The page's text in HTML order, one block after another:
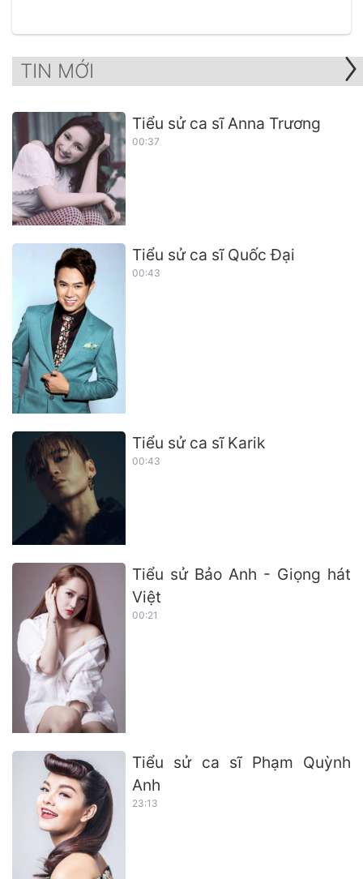
TIN MỚI
Tiểu sử ca sĩ Anna Trương
00:37
Tiểu sử ca sĩ Quốc Đại
00:43
Tiểu sử ca sĩ Karik
00:43
Tiểu sử Bảo Anh - Giọng hát
Việt
00:21
Tiểu sử ca sĩ Phạm Quỳnh
Anh
23:13